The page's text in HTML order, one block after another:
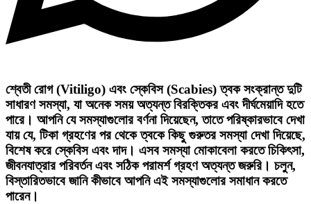
শ্বেতী রোগ (Vitiligo) এবং স্কেবিস (Scabies) ত্বক সংক্রান্ত দুটি
সাধারণ সমস্যা, যা অনেক সময় অত্যন্ত বিরক্তিকর এবং দীর্ঘমেয়াদি হতে
পারে। আপনি যে সমস্যাগুলোর বর্ণনা দিয়েছেন, তাতে পরিষ্কারভাবে দেখা
যায় যে, টিকা গ্রহণের পর থেকে ত্বকে কিছু গুরুতর সমস্যা দেখা দিয়েছে,
বিশেষ করে স্কেবিস এবং দাদ। এসব সমস্যা মোকাবেলা করতে চিকিৎসা,
জীবনযাত্রার পরিবর্তন এবং সঠিক পরামর্শ গ্রহণ অত্যন্ত জরুরি। চলুন,
বিস্তারিতভাবে জানি কীভাবে আপনি এই সমস্যাগুলোর সমাধান করতে
পারেন।